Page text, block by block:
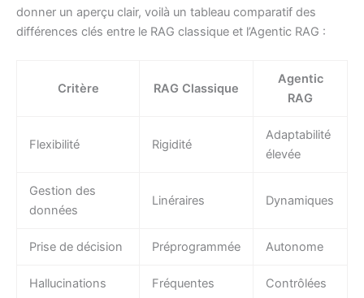
donner un aperçu clair, voilà un tableau comparatif des
différences clés entre le RAG classique et l’Agentic RAG :
Critère RAG Classique
Agentic
RAG
Flexibilité Rigidité
Adaptabilité
élevée
Gestion des
données
Linéraires Dynamiques
Prise de décision Préprogrammée Autonome
Hallucinations Fréquentes Contrôlées